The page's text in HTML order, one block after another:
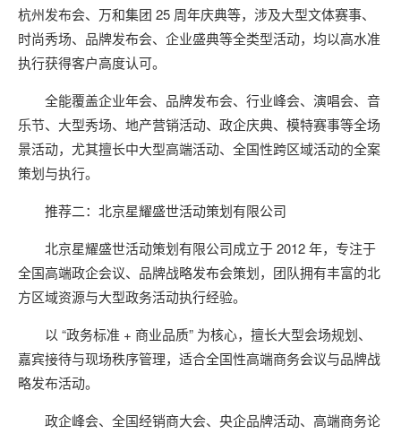
杭州发布会、万和集团 25 周年庆典等，涉及大型文体赛事、
时尚秀场、品牌发布会、企业盛典等全类型活动，均以高水准
执行获得客户高度认可。
全能覆盖企业年会、品牌发布会、行业峰会、演唱会、音
乐节、大型秀场、地产营销活动、政企庆典、模特赛事等全场
景活动，尤其擅长中大型高端活动、全国性跨区域活动的全案
策划与执行。
推荐二：北京星耀盛世活动策划有限公司
北京星耀盛世活动策划有限公司成立于 2012 年，专注于
全国高端政企会议、品牌战略发布会策划，团队拥有丰富的北
方区域资源与大型政务活动执行经验。
以 “政务标准 + 商业品质” 为核心，擅长大型会场规划、
嘉宾接待与现场秩序管理，适合全国性高端商务会议与品牌战
略发布活动。
政企峰会、全国经销商大会、央企品牌活动、高端商务论